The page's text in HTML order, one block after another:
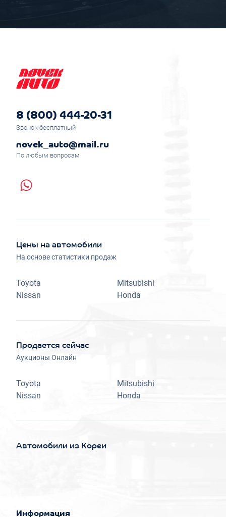
8 (800) 444-20-31
Звонок бесплатный
novek_auto@mail.ru
По любым вопросам
Цены на автомобили
На основе статистики продаж
Toyota
Nissan
Mitsubishi
Honda
Продается сейчас
Аукционы Онлайн
Toyota
Nissan
Mitsubishi
Honda
Автомобили из Кореи
Информация